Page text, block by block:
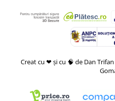
Creat cu ❤ și cu 🧠 de Dan